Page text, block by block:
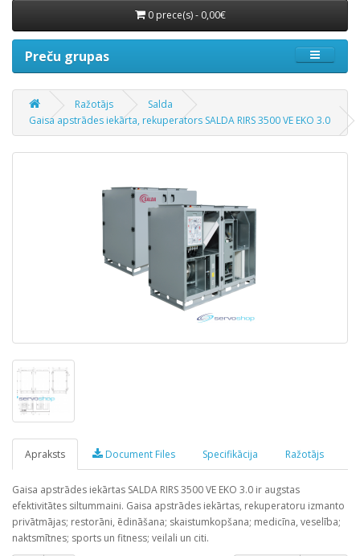
0 prece(s) - 0,00€
Preču grupas
Ražotājs
Salda
Gaisa apstrādes iekārta, rekuperators SALDA RIRS 3500 VE EKO 3.0
Apraksts Document Files Specifikācija Ražotājs
Gaisa apstrādes iekārtas SALDA RIRS 3500 VE EKO 3.0 ir augstas
efektivitātes siltummaini. Gaisa apstrādes iekārtas, rekuperatoru izmanto
privātmājas; restorāni, ēdināšana; skaistumkopšana; medicīna, veselība;
naktsmītnes; sports un fitness; veilali un citi.